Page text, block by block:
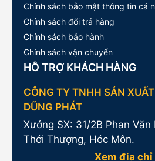
Chính sách bảo mật thông tin cá
Chính sách đổi trả hàng
Chính sách bảo hành
Chính sách vận chuyển
HỖ TRỢ KHÁCH HÀNG
CÔNG TY TNHH SẢN
DŨNG PHÁT
Xưởng SX: 31/2B Phan Văn
Thới Thượng, Hóc Môn.
Xem địa chỉ